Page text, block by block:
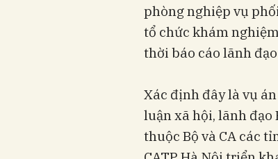
phòng nghiệp vụ
tổ chức khám
thời báo cáo lãnh đạo
Xác định đây là vụ
luận xã hội, lãnh đạo
thuộc Bộ và CA các